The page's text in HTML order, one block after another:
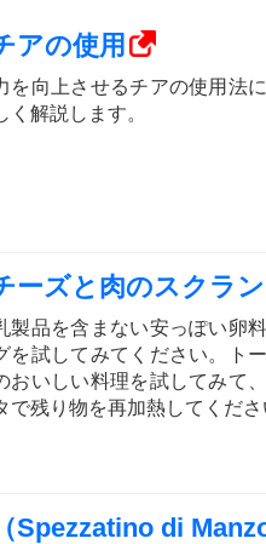
アの使用
を向上させるチアの使用法
く解説します。
ーズと肉のスクラ
製品を含まない安っぽい卵
を試してみてください。ト
おいしい料理を試してみて
で残り物を再加熱してくださ
Spezzatino di Manzo